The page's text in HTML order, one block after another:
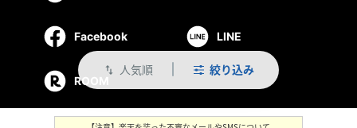
swap_vert 人気順 絞り込み
Facebook LINE
ROOM